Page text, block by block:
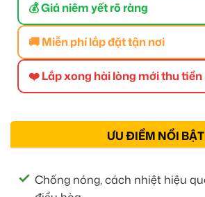
💰 Giá niêm yết rõ ràng
🚚 Miễn phí lắp đặt tận nơi
❤️ Lắp xong hài lòng mới thu tiền
ƯU ĐIỂM NỔI BẬT
Chống nóng, cách nhiệt hiệu